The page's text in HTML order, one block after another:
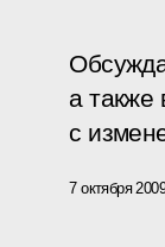
а также
с
7 октября